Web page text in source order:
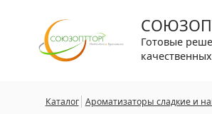
Каталог Ароматизаторы сладкие и
Готовые